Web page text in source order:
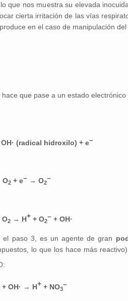
que nos muestra su elevada
cierta irritación de las vías
en el caso de manipulación
que pase a un estado
(radical hidroxilo) + e–
O2+ e–→ O2
–
O2 → H+ + O2
– + OH·
paso 3, es un agente de gran
lo que los hace más
+ OH· → H++ NO3
–